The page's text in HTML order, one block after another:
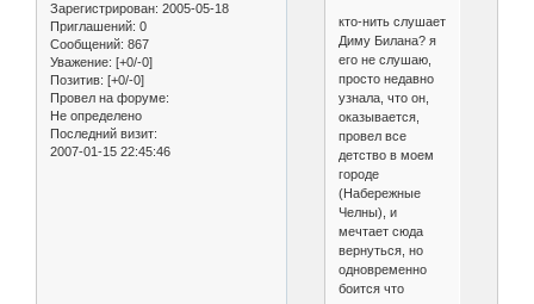
Зарегистрирован: 2005-05-18
Приглашений: 0
Сообщений: 867
Уважение: [+0/-0]
Позитив: [+0/-0]
Провел на форуме:
Не определено
Последний визит:
2007-01-15 22:45:46
кто-нить слушает
Диму Билана? я
его не слушаю,
просто недавно
узнала, что он,
оказывается,
провел все
детство в моем
городе
(Набережные
Челны), и
мечтает сюда
вернуться, но
одновременно
боится что